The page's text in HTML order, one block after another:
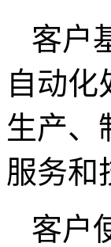
客户
自动化
生产、
服务和
客户